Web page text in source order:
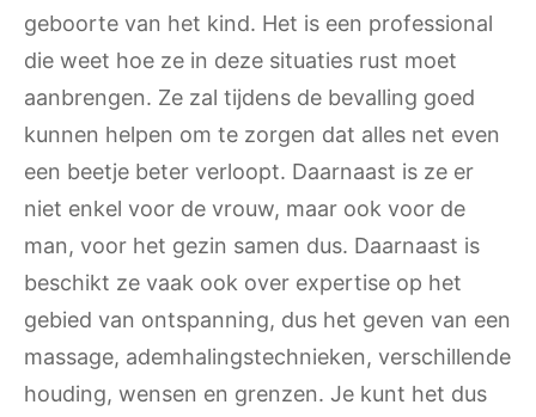
geboorte van het kind. Het is een professional
die weet hoe ze in deze situaties rust moet
aanbrengen. Ze zal tijdens de bevalling goed
kunnen helpen om te zorgen dat alles net even
een beetje beter verloopt. Daarnaast is ze er
niet enkel voor de vrouw, maar ook voor de
man, voor het gezin samen dus. Daarnaast is
beschikt ze vaak ook over expertise op het
gebied van ontspanning, dus het geven van een
massage, ademhalingstechnieken, verschillende
houding, wensen en grenzen. Je kunt het dus